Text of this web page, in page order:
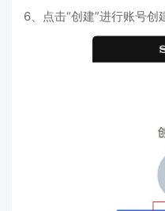
6、点击“创建”进行账号创